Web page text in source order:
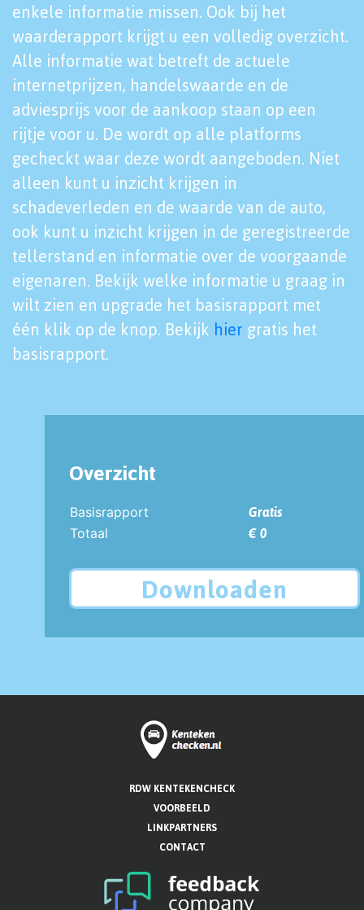
enkele informatie missen. Ook bij het
waarderapport krijgt u een volledig overzicht.
Alle informatie wat betreft de actuele
internetprijzen, handelswaarde en de
adviesprijs voor de aankoop staan op een
rijtje voor u. De wordt op alle platforms
gecheckt waar deze wordt aangeboden. Niet
alleen kunt u inzicht krijgen in
schadeverleden en de waarde van de auto,
ook kunt u inzicht krijgen in de geregistreerde
tellerstand en informatie over de voorgaande
eigenaren. Bekijk welke informatie u graag in
wilt zien en upgrade het basisrapport met
één klik op de knop. Bekijk hier gratis het
basisrapport.
Overzicht
Basisrapport
Gratis
Totaal
€ 0
Downloaden
RDW KENTEKENCHECK
VOORBEELD
LINKPARTNERS
CONTACT